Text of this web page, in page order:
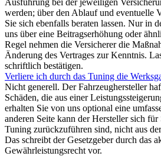
Ausführung bei der jeweiligen
werden; über den Ablauf und eventuelle
Sie sich ebenfalls beraten lassen. Nur in
uns über eine Beitragserhöhung oder
Regel nehmen die Versicherer die
Änderung des Vertrages zur Kenntnis.
schriftlich bestätigen.
Verliere ich durch das Tuning die
Nicht generell. Der Fahrzeughersteller
Schäden, die aus einer
erhalten Sie von uns optional eine
anderen Seite kann der Hersteller sich
Tuning zurückzuführen sind, nicht aus
Das schreibt der Gesetzgeber durch das
Gewährleistungsrecht vor.